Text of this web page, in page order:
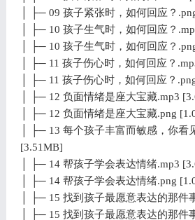
│ ├─ 09 孩子紧张时，如何回应？
│ ├─ 10 孩子生气时，如何回应？
│ ├─ 10 孩子生气时，如何回应？
│ ├─ 11 孩子伤心时，如何回应？
│ ├─ 11 孩子伤心时，如何回应？
│ ├─ 12 负面情绪是座大宝藏.mp3
│ ├─ 12 负面情绪是座大宝藏.png
│ ├─ 13 每个孩子丰富而敏感，你看
[3.51MB]
│ ├─ 14 帮孩子学会表达情绪.mp3
│ ├─ 14 帮孩子学会表达情绪.png
│ ├─ 15 找到孩子最愿意表达的那件
│ ├─ 15 找到孩子最愿意表达的那件